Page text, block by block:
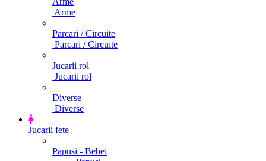
Arme
Parcari / Circuite
Parcari / Circuite
Jucarii rol
Jucarii rol
Diverse
Diverse
Jucarii fete
Papusi - Bebei